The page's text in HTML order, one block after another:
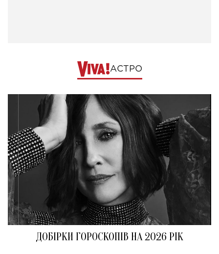
АСТРО
ДОБІРКИ ГОРОСКОПІВ НА 2026 РІК